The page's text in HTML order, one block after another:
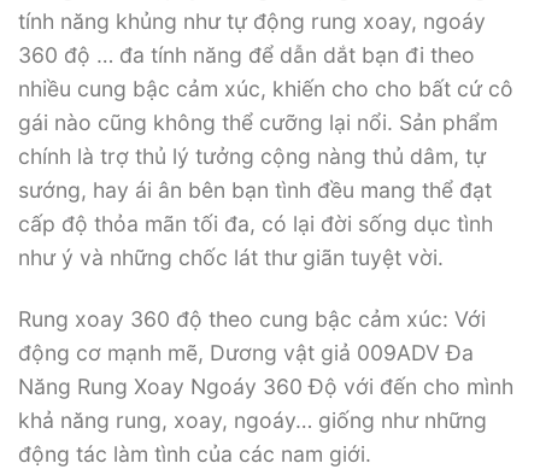
tính năng khủng như tự động rung xoay, ngoáy
360 độ … đa tính năng để dẫn dắt bạn đi theo
nhiều cung bậc cảm xúc, khiến cho cho bất cứ cô
gái nào cũng không thể cưỡng lại nổi. Sản phẩm
chính là trợ thủ lý tưởng cộng nàng thủ dâm, tự
sướng, hay ái ân bên bạn tình đều mang thể đạt
cấp độ thỏa mãn tối đa, có lại đời sống dục tình
như ý và những chốc lát thư giãn tuyệt vời.
Rung xoay 360 độ theo cung bậc cảm xúc: Với
động cơ mạnh mẽ, Dương vật giả 009ADV Đa
Năng Rung Xoay Ngoáy 360 Độ với đến cho mình
khả năng rung, xoay, ngoáy… giống như những
động tác làm tình của các nam giới.